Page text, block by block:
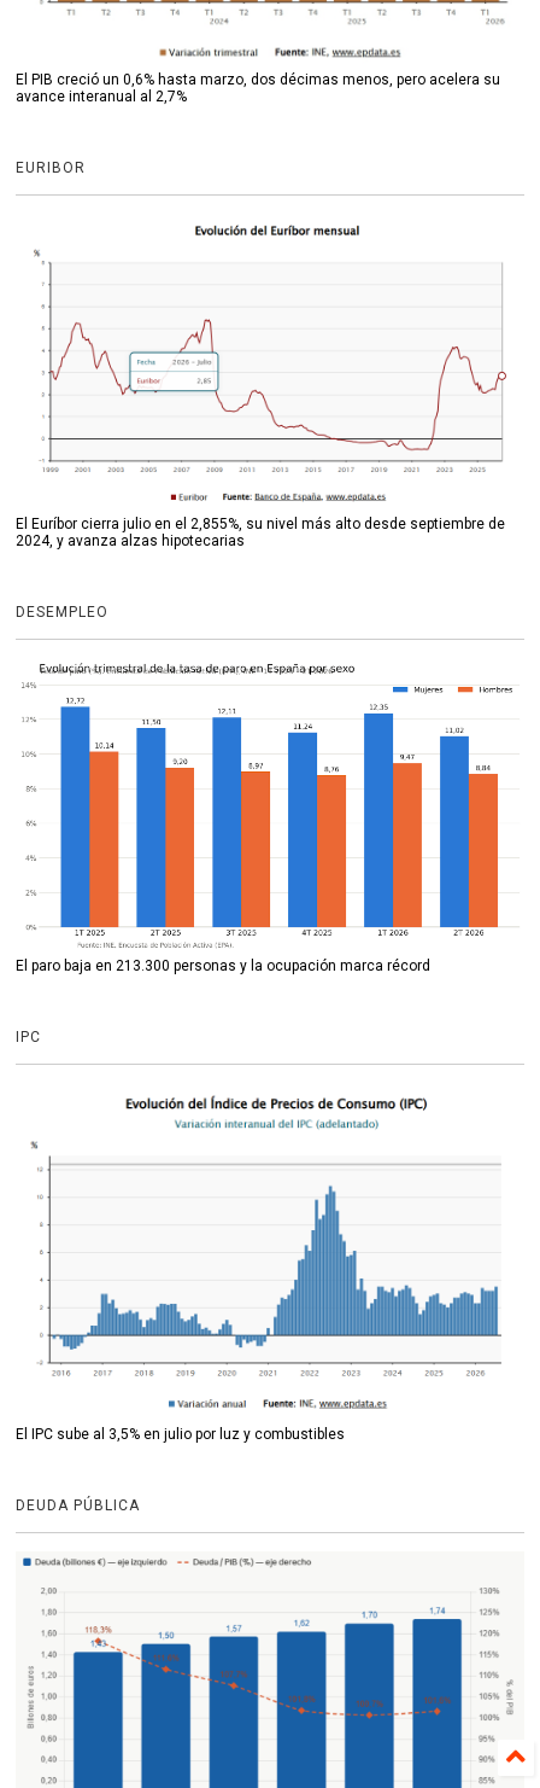
El PIB creció un 0,6% hasta marzo, dos décimas menos, pero acelera su
avance interanual al 2,7%
EURIBOR
El Euríbor cierra julio en el 2,855%, su nivel más alto desde septiembre de
2024, y avanza alzas hipotecarias
DESEMPLEO
El paro baja en 213.300 personas y la ocupación marca récord
IPC
El IPC sube al 3,5% en julio por luz y combustibles
DEUDA PÚBLICA